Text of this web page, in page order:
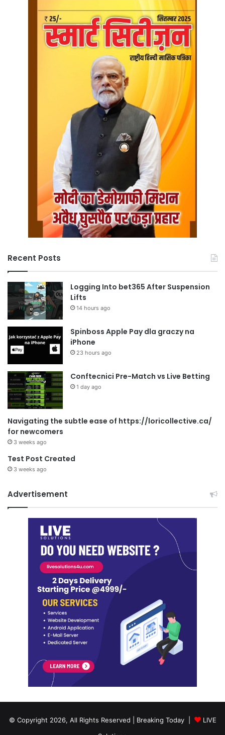
Recent Posts
Logging Into bet365 After Suspension
Lifts
14 hours ago
Spinboss Apple Pay dla graczy na
iPhone
23 hours ago
Conftecnici Pre-Match vs Live Betting
1 day ago
Navigating the subtle ease of https://loricollective.ca/
for newcomers
3 weeks ago
Test Post Created
3 weeks ago
Advertisement
© Copyright 2026, All Rights Reserved | Breaking Today |
LIVE